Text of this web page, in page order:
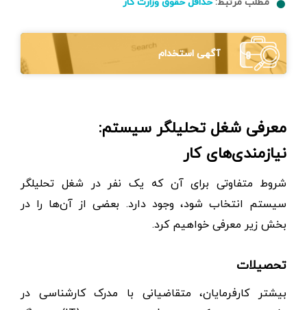
آگهی استخدام
معرفی شغل تحلیلگر سیستم:
نیازمندی‌های کار
شروط متفاوتی برای آن که یک نفر در شغل تحلیلگر
سیستم انتخاب شود، وجود دارد. بعضی از آن‌ها را در
بخش زیر معرفی خواهیم کرد.
تحصیلات
بیشتر کارفرمایان، متقاضیانی با مدرک کارشناسی در